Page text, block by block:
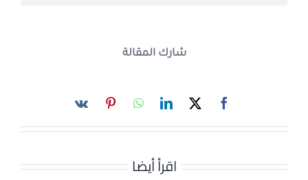
شارك المقالة
اقرأ أيضا